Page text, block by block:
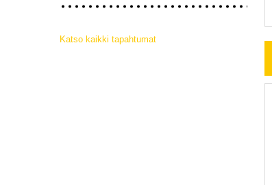
Katso kaikki tapahtumat